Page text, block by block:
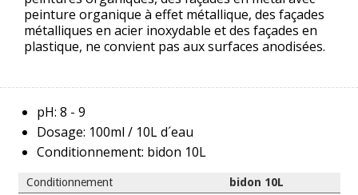
peinture organique à effet métallique, des façades
métalliques en acier inoxydable et des façades en
plastique, ne convient pas aux surfaces anodisées.
pH: 8 - 9
Dosage: 100ml / 10L d´eau
Conditionnement: bidon 10L
Conditionnement
bidon 10L